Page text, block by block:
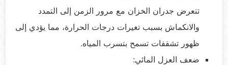
تتعرض جدران الخزان مع مرور الزمن إلى التمدد
والانكماش بسبب تغيرات درجات الحرارة، مما يؤدي إلى
ظهور تشققات تسمح بتسرب المياه.
ضعف العزل المائي: